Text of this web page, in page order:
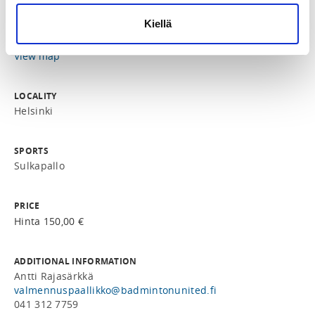
Kiellä
Huopalahdentie 28, 00350 Helsinki, Suomi
View map
LOCALITY
Helsinki
SPORTS
Sulkapallo
PRICE
Hinta 150,00 €
ADDITIONAL INFORMATION
Antti Rajasärkkä
valmennuspaallikko@badmintonunited.fi
041 312 7759